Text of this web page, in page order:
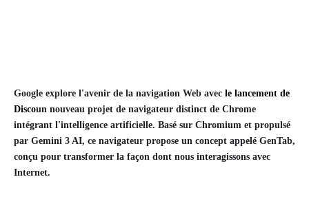
Google explore l'avenir de la navigation Web avec le lancement de
Discoun nouveau projet de navigateur distinct de Chrome
intégrant l'intelligence artificielle. Basé sur Chromium et propulsé
par Gemini 3 AI, ce navigateur propose un concept appelé GenTab,
conçu pour transformer la façon dont nous interagissons avec
Internet.